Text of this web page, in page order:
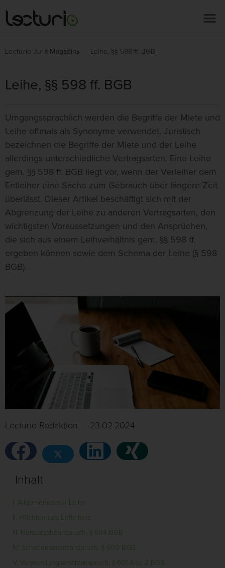
Lecturio Jura Magazin Leihe, §§ 598 ff. BGB
Leihe, §§ 598 ff. BGB
Umgangssprachlich werden die Begriffe der Miete und
Leihe oftmals als Synonyme verwendet. Juristisch
bezeichnen die Begriffe der Miete und der Leihe
allerdings unterschiedliche Vertragsarten. Eine Leihe
gem. §§ 598 ff. BGB liegt vor, wenn der Verleiher dem
Entleiher eine Sache zum Gebrauch über längere Zeit
überlässt. Dieser Artikel beschäftigt sich mit der
Abgrenzung der Leihe zu anderen Vertragsarten, den
wichtigsten Voraussetzungen und den Ansprüchen,
die sich aus einem Leihverhältnis gem. §§ 598 ff.
ergeben können sowie dem Schema der Leihe (§ 598
BGB).
Lecturio Redaktion · 23.02.2024 ·
Inhalt
I. Allgemeines zur Leihe
II. Pflichten des Entleihers
III. Herausgabeanspruch, § 604 BGB
IV. Schadensersatzanspruch, § 600 BGB
V. Verwendungsersatzanspruch, § 601 Abs. 2 BGB